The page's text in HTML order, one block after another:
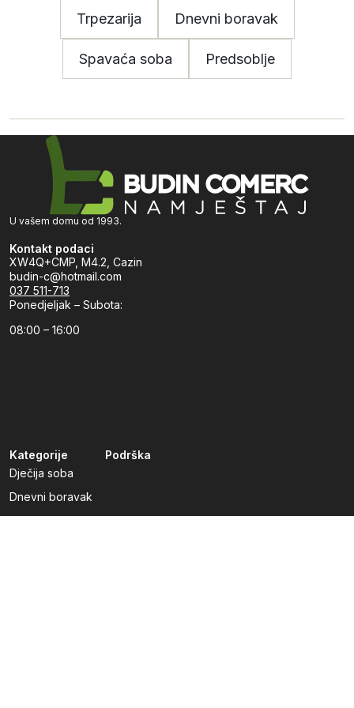
Trpezarija Dnevni boravak
Spavaća soba Predsoblje
U vašem domu od 1993.
Kontakt podaci
XW4Q+CMP, M4.2, Cazin
budin-c@hotmail.com
037 511-713
Ponedjeljak – Subota:
08:00 – 16:00
Kategorije
Dječija soba
Dnevni boravak
Kuhinje po mjeri
Podrška